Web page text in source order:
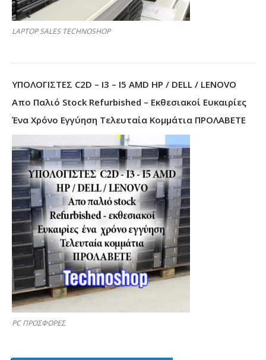
LAPTOP SALES TECHNOSHOP
ΥΠΟΛΟΓΙΣΤΕΣ C2D – I3 – I5 AMD HP / DELL / LENOVO
Απο Παλιό Stock Refurbished – Εκθεσιακοί Ευκαιρίες
Ένα Χρόνο Εγγύηση Τελευταία Κομμάτια ΠΡΟΛΑΒΕΤΕ
PC ΠΡΟΣΦΟΡΕΣ